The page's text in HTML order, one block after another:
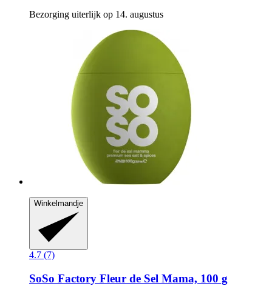
Bezorging uiterlijk op 14. augustus
Winkelmandje
4.7 (7)
SoSo Factory Fleur de Sel Mama, 100 g